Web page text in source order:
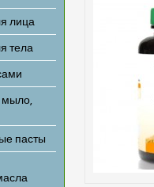
лица
тела
мыло,
пасты